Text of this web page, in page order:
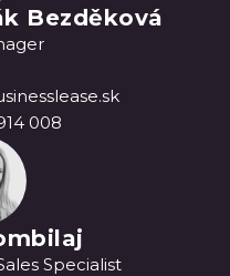
Bezděková
008
Specialist